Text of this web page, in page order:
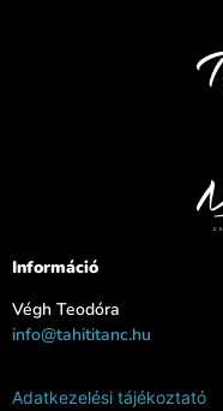
Információ
Végh Teodóra
info@tahititanc.hu
Adatkezelési tájékoztató